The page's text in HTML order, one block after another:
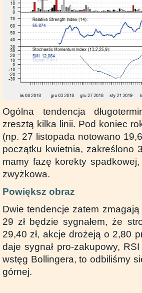
Ogólna tendencja
zresztą kilka linii. Pod koniec
(np. 27 listopada notowano
początku kwietnia, zakreślono
mamy fazę korekty
zwyżkowa.
Powiększ obraz
Dwie tendencje zatem
29 zł będzie sygnałem, że
29,40 zł, akcje drożeją o 2,80
daje sygnał pro-zakupowy,
wstęg Bollingera, to odbiliśmy
górnej.